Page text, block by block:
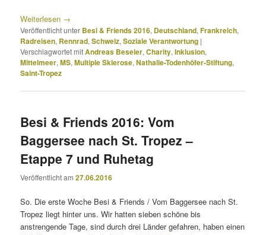
Weiterlesen →
Veröffentlicht unter Besi & Friends 2016, Deutschland,Frankreich,
Radreisen, Rennrad,Schweiz,Soziale Verantwortung |
Verschlagwortet mitAndreas Beseler,Charity,Inklusion,
Mittelmeer,MS,Multiple Sklerose,Nathalie-Todenhöfer-Stiftung,
Saint-Tropez
Besi & Friends 2016: Vom
Baggersee nach St. Tropez –
Etappe 7 und Ruhetag
Veröffentlicht am27.06.2016
So. Die erste Woche Besi & Friends / Vom Baggersee nach St.
Tropez liegt hinter uns. Wir hatten sieben schöne bis
anstrengende Tage, sind durch drei Länder gefahren, haben einen